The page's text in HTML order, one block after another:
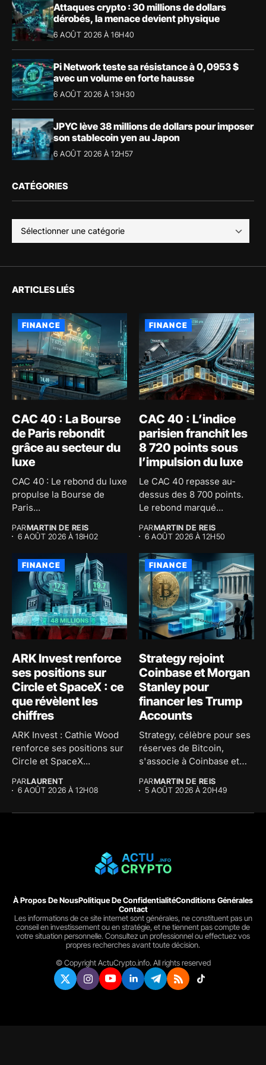
Attaques crypto : 30 millions de dollars
dérobés, la menace devient physique
6 AOÛT 2026 À 16H40
Pi Network teste sa résistance à 0,0953 $
avec un volume en forte hausse
6 AOÛT 2026 À 13H30
JPYC lève 38 millions de dollars pour imposer
son stablecoin yen au Japon
6 AOÛT 2026 À 12H57
CATÉGORIES
ARTICLES LIÉS
FINANCE
CAC 40 : La Bourse
de Paris rebondit
grâce au secteur du
luxe
CAC 40 : Le rebond du luxe
propulse la Bourse de
Paris...
PARMARTIN DE REIS
6 AOÛT 2026 À 18H02
FINANCE
CAC 40 : L’indice
parisien franchit les
8 720 points sous
l’impulsion du luxe
Le CAC 40 repasse au-
dessus des 8 700 points.
Le rebond marqué...
PARMARTIN DE REIS
6 AOÛT 2026 À 12H50
FINANCE
ARK Invest renforce
ses positions sur
Circle et SpaceX : ce
que révèlent les
chiffres
ARK Invest : Cathie Wood
renforce ses positions sur
Circle et SpaceX...
PARLAURENT
6 AOÛT 2026 À 12H08
FINANCE
Strategy rejoint
Coinbase et Morgan
Stanley pour
financer les Trump
Accounts
Strategy, célèbre pour ses
réserves de Bitcoin,
s'associe à Coinbase et
PARMARTIN DE REIS
5 AOÛT 2026 À 20H49
À Propos De NousPolitique De ConfidentialitéConditions Générales
Contact
Les informations de ce site internet sont générales, ne constituent pas un
conseil en investissement ou en stratégie, et ne tiennent pas compte de
votre situation personnelle. Consultez un professionnel ou effectuez vos
propres recherches avant toute décision.
© Copyright ActuCrypto.info. All rights reserved